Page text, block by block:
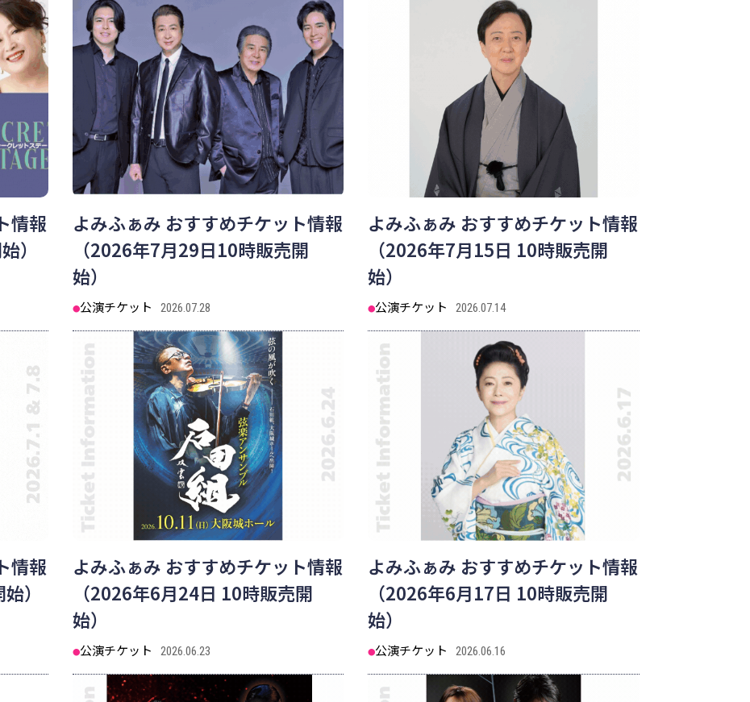
情報
）
よみふぁみ おすすめチケット情報
（2026年7月29日10時販売開
始）
公演チケット 2026.07.28
よみふぁみ おすすめチケット情報
（2026年7月15日 10時販売開
始）
公演チケット 2026.07.14
情報
）
よみふぁみ おすすめチケット情報
（2026年6月24日 10時販売開
始）
公演チケット 2026.06.23
よみふぁみ おすすめチケット情報
（2026年6月17日 10時販売開
始）
公演チケット 2026.06.16